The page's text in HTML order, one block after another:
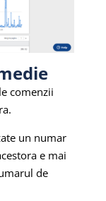
comenzii
un numar
e mai
de